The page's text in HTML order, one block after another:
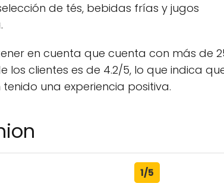
de tés, bebidas frías y jugos
en cuenta que cuenta con más de
los clientes es de 4.2/5, lo que indica
una experiencia positiva.
1/5